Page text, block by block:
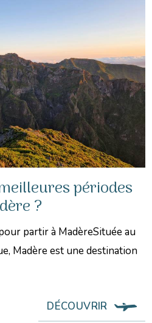
périodes
?
partir à MadèreSituée au
Madère est une destination
DÉCOUVRIR